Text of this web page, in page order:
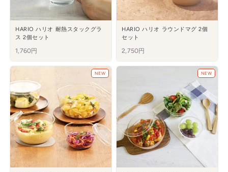
HARIO ハリオ 耐熱スタックグラ
ス 2個セット
1,760円
HARIO ハリオ ラウンドマグ 2個
セット
2,750円
NEW NEW